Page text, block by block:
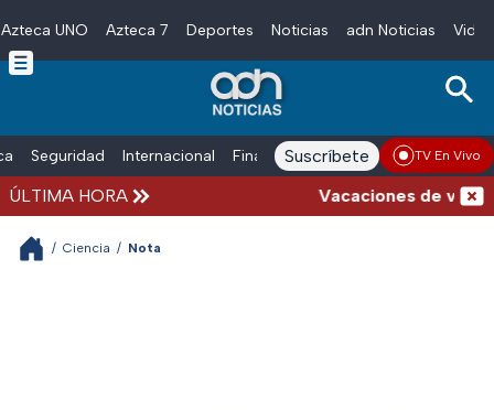
Skip to main content
Azteca UNO Azteca 7 Deportes Noticias adn Noticias
Seguridad Internacional Finanzas adn Noticias Radio
Suscríbete TV En Vivo
ÚLTIMA HORA Vacaciones de verano
/ Ciencia / Nota